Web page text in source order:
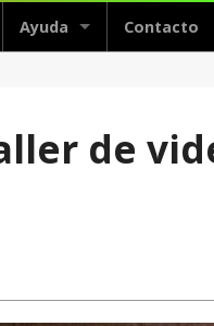
Ayuda Contacto
de